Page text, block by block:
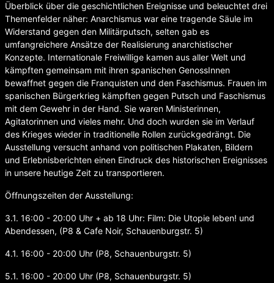
Überblick über die geschichtlichen Ereignisse und beleuchtet drei
Themenfelder näher: Anarchismus war eine tragende Säule im
Widerstand gegen den Militärputsch, selten gab es
umfangreichere Ansätze der Realisierung anarchistischer
Konzepte. Internationale Freiwillige kamen aus aller Welt und
kämpften gemeinsam mit ihren spanischen GenossInnen
bewaffnet gegen die Franquisten und den Faschismus. Frauen im
spanischen Bürgerkrieg kämpften gegen Putsch und Faschismus
mit dem Gewehr in der Hand. Sie waren Ministerinnen,
Agitatorinnen und vieles mehr. Und doch wurden sie im Verlauf
des Krieges wieder in traditionelle Rollen zurückgedrängt. Die
Ausstellung versucht anhand von politischen Plakaten, Bildern
und Erlebnisberichten einen Eindruck des historischen Ereignisses
in unsere heutige Zeit zu transportieren.
Öffnungszeiten der Ausstellung:
3.1. 16:00 - 20:00 Uhr + ab 18 Uhr: Film: Die Utopie leben! und
Abendessen, (P8 & Cafe Noir, Schauenburgstr. 5)
4.1. 16:00 - 20:00 Uhr (P8, Schauenburgstr. 5)
5.1. 16:00 - 20:00 Uhr (P8, Schauenburgstr. 5)